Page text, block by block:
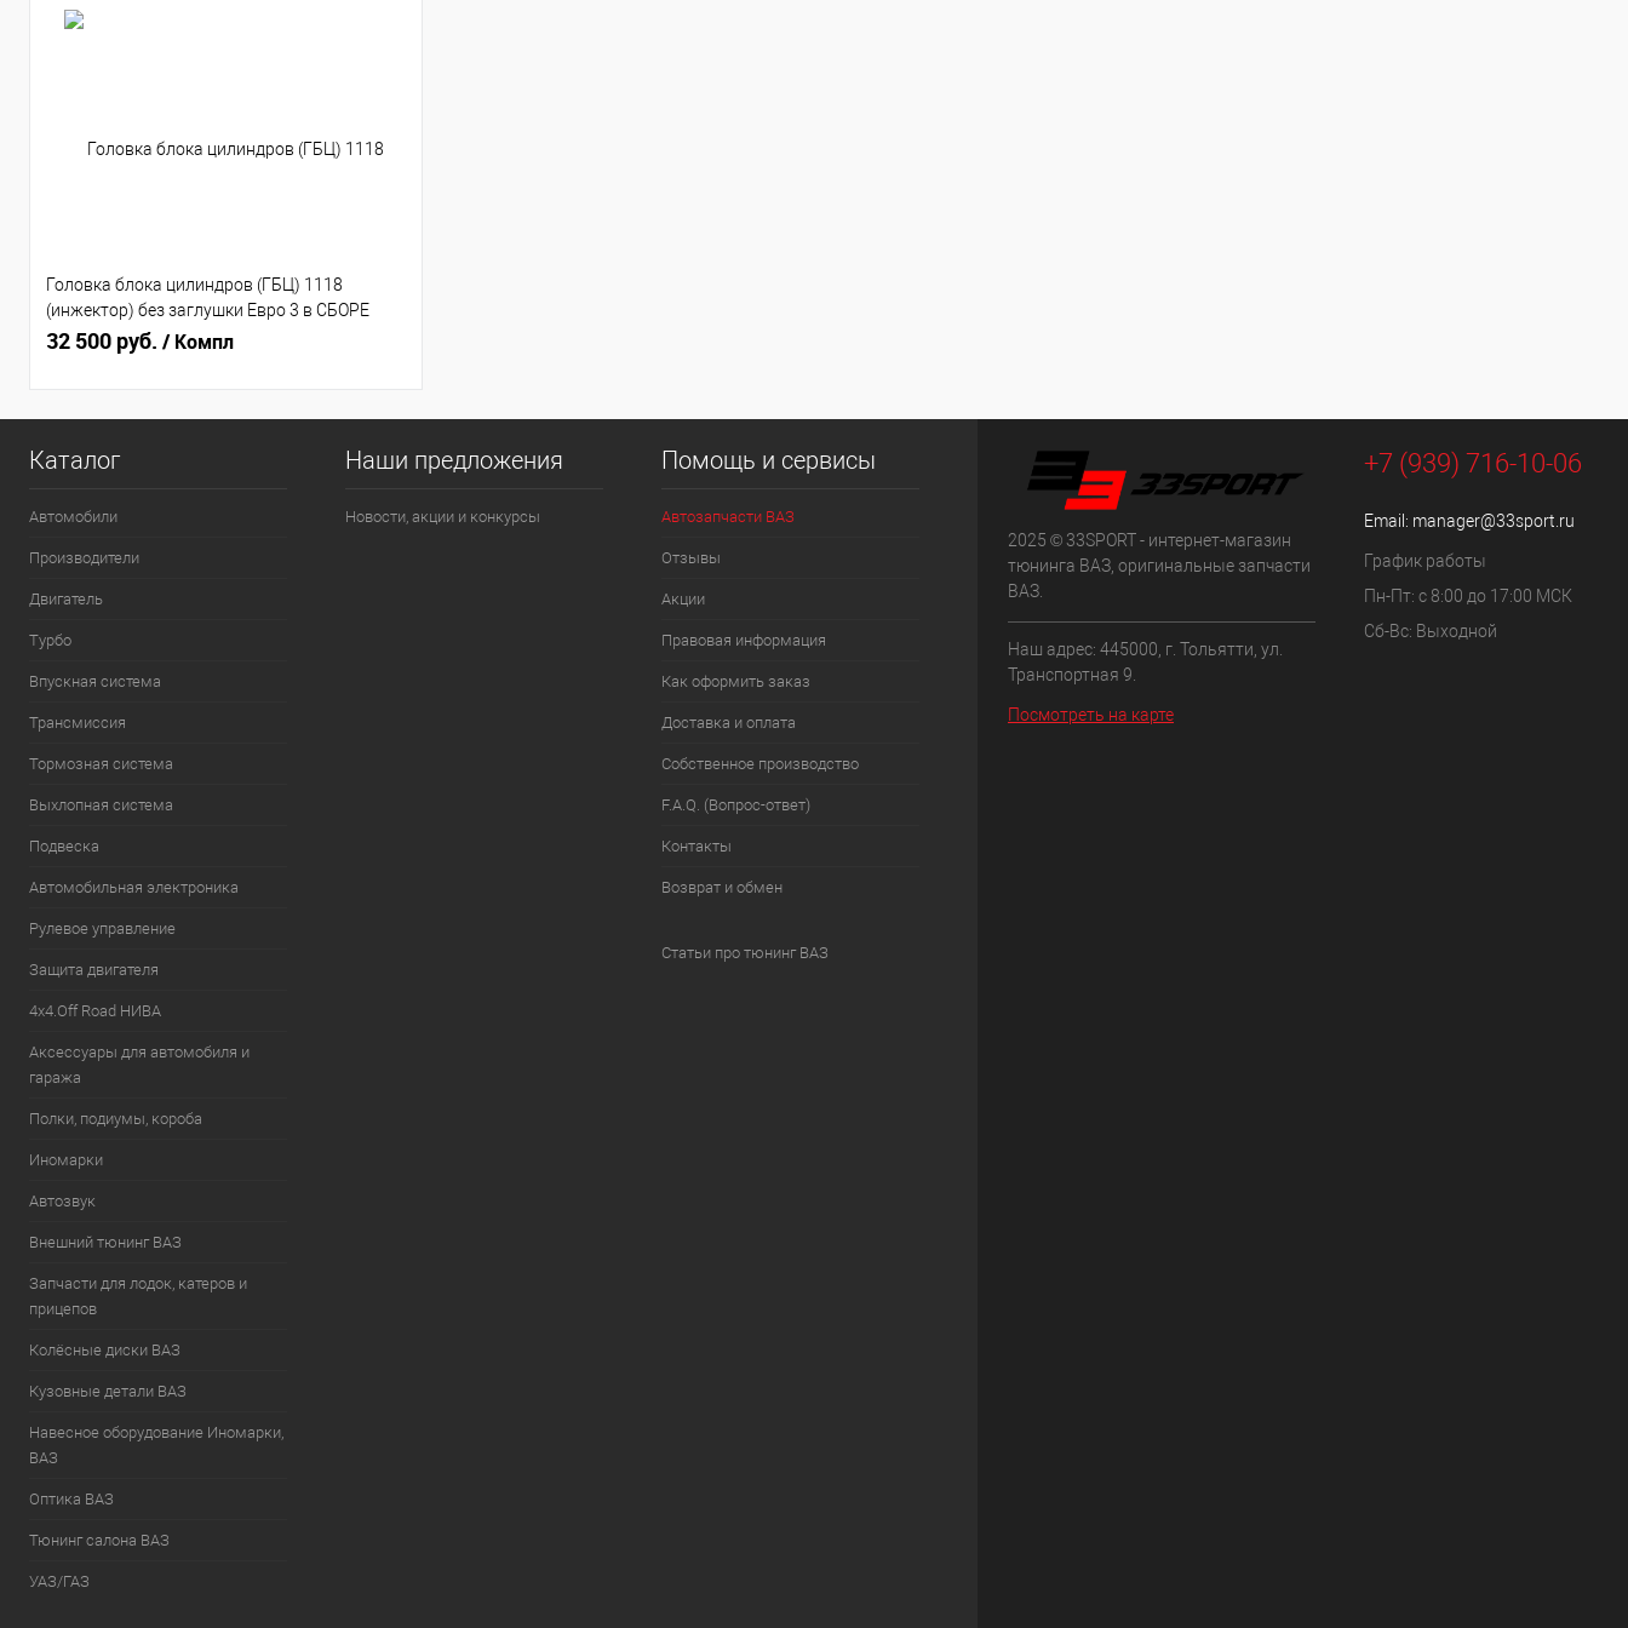
Головка блока цилиндров (ГБЦ) 1118
(инжектор) без заглушки Евро 3 в СБОРЕ
(11180100301208)
32 500 руб. / Компл
Каталог
Автомобили
Производители
Двигатель
Турбо
Впускная система
Трансмиссия
Тормозная система
Выхлопная система
Подвеска
Автомобильная электроника
Рулевое управление
Защита двигателя
4х4.Off Road НИВА
Аксессуары для автомобиля и
гаража
Полки, подиумы, короба
Иномарки
Автозвук
Внешний тюнинг ВАЗ
Запчасти для лодок, катеров и
прицепов
Колёсные диски ВАЗ
Кузовные детали ВАЗ
Навесное оборудование Иномарки,
ВАЗ
Оптика ВАЗ
Тюнинг салона ВАЗ
УАЗ/ГАЗ
Наши предложения
Новости, акции и конкурсы
Помощь и сервисы
Автозапчасти ВАЗ
Отзывы
Акции
Правовая информация
Как оформить заказ
Доставка и оплата
Собственное производство
F.A.Q. (Вопрос-ответ)
Контакты
Возврат и обмен
Статьи про тюнинг ВАЗ
2025 © 33SPORT - интернет-магазин
тюнинга ВАЗ, оригинальные запчасти
ВАЗ.
Наш адрес: 445000, г. Тольятти, ул.
Транспортная 9.
Посмотреть на карте
+7 (939) 716-10-06
Email: manager@33sport.ru
График работы
Пн-Пт: с 8:00 до 17:00 МСК
Сб-Вс: Выходной